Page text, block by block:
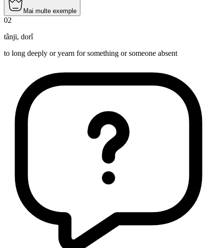
Mai multe exemple
02
tânji, dorî
to long deeply or yearn for something or someone absent